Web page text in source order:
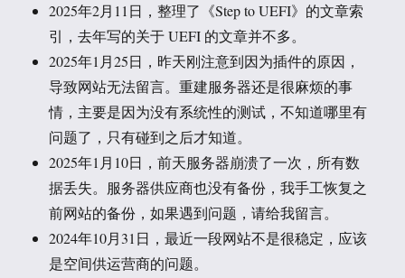
2025年2月11日，整理了《Step to UEFI》的文章索
引，去年写的关于 UEFI 的文章并不多。
2025年1月25日，昨天刚注意到因为插件的原因，
导致网站无法留言。重建服务器还是很麻烦的事
情，主要是因为没有系统性的测试，不知道哪里有
问题了，只有碰到之后才知道。
2025年1月10日，前天服务器崩溃了一次，所有数
据丢失。服务器供应商也没有备份，我手工恢复之
前网站的备份，如果遇到问题，请给我留言。
2024年10月31日，最近一段网站不是很稳定，应该
是空间供运营商的问题。